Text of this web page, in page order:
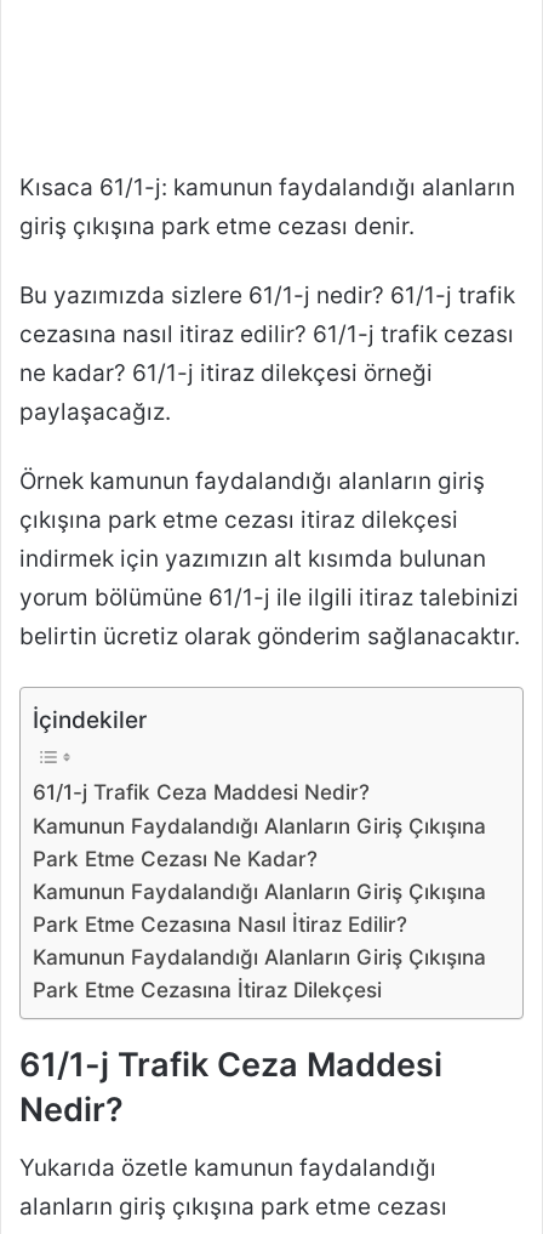
Kısaca 61/1-j: kamunun faydalandığı alanların
giriş çıkışına park etme cezası denir.
Bu yazımızda sizlere 61/1-j nedir? 61/1-j trafik
cezasına nasıl itiraz edilir? 61/1-j trafik cezası
ne kadar? 61/1-j itiraz dilekçesi örneği
paylaşacağız.
Örnek kamunun faydalandığı alanların giriş
çıkışına park etme cezası itiraz dilekçesi
indirmek için yazımızın alt kısımda bulunan
yorum bölümüne 61/1-j ile ilgili itiraz talebinizi
belirtin ücretiz olarak gönderim sağlanacaktır.
İçindekiler
61/1-j Trafik Ceza Maddesi Nedir?
Kamunun Faydalandığı Alanların Giriş Çıkışına
Park Etme Cezası Ne Kadar?
Kamunun Faydalandığı Alanların Giriş Çıkışına
Park Etme Cezasına Nasıl İtiraz Edilir?
Kamunun Faydalandığı Alanların Giriş Çıkışına
Park Etme Cezasına İtiraz Dilekçesi
61/1-j Trafik Ceza Maddesi
Nedir?
Yukarıda özetle kamunun faydalandığı
alanların giriş çıkışına park etme cezası